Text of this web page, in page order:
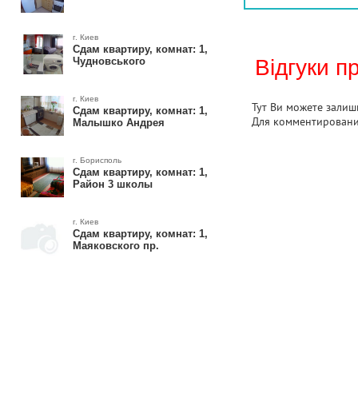
г. Киев
Сдам квартиру, комнат: 1,
Чудновського
г. Киев
Сдам квартиру, комнат: 1,
Малышко Андрея
г. Борисполь
Сдам квартиру, комнат: 1,
Район 3 школы
г. Киев
Сдам квартиру, комнат: 1,
Маяковского пр.
Відгуки
Тут Ви можете
Для